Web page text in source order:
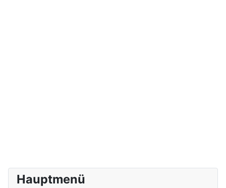
Hauptmenü